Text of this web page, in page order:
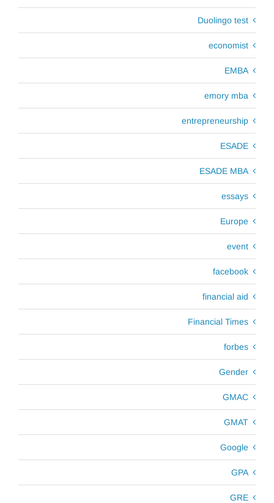
Duolingo test
economist
EMBA
emory mba
entrepreneurship
ESADE
ESADE MBA
essays
Europe
event
facebook
financial aid
Financial Times
forbes
Gender
GMAC
GMAT
Google
GPA
GRE